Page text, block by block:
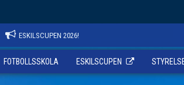
ESKILSCUPEN 2026!
FOTBOLLSSKOLA ESKILSCUPEN